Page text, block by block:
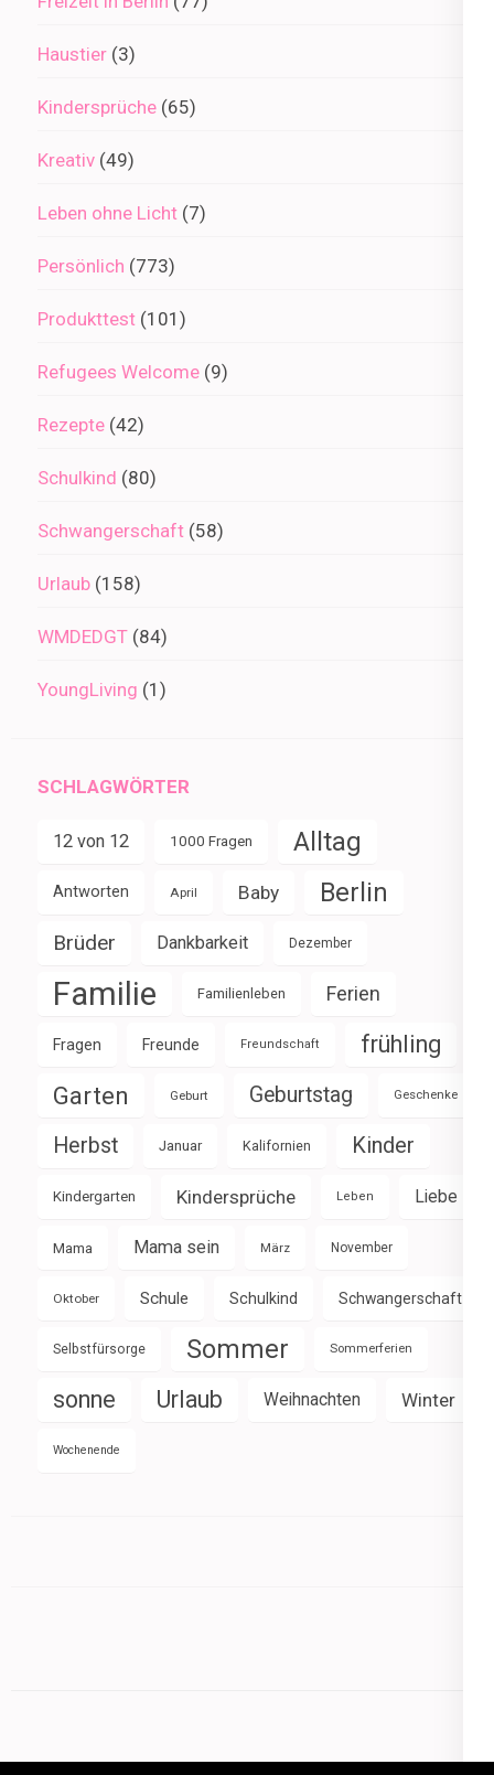
Haustier (3)
Kindersprüche (65)
Kreativ (49)
Leben ohne Licht (7)
Persönlich (773)
Produkttest (101)
Refugees Welcome (9)
Rezepte (42)
Schulkind (80)
Schwangerschaft (58)
Urlaub (158)
WMDEDGT (84)
YoungLiving (1)
SCHLAGWÖRTER
12 von 12 1000 Fragen Alltag
Antworten April Baby Berlin
Brüder Dankbarkeit Dezember
Familie Familienleben Ferien
Fragen Freunde Freundschaft frühling
Garten Geburt Geburtstag Geschenke
Herbst Januar Kalifornien Kinder
Kindergarten Kindersprüche Leben Liebe
Mama Mama sein März November
Oktober Schule Schulkind Schwangerschaft
Selbstfürsorge Sommer Sommerferien
sonne Urlaub Weihnachten Winter
Wochenende